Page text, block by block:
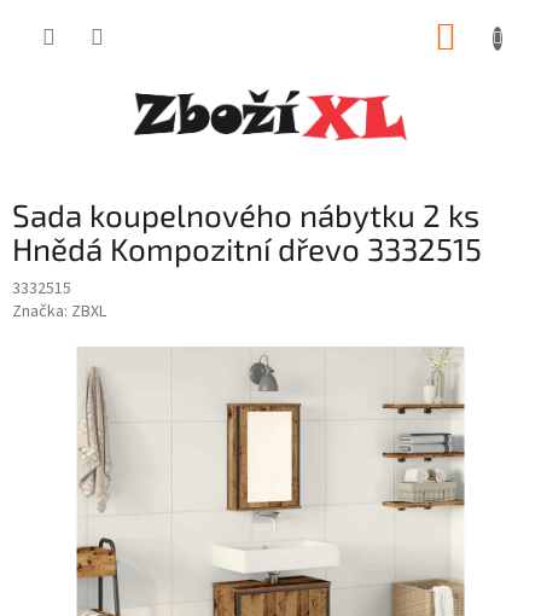
Sada koupelnového nábytku 2 ks
Hnědá Kompozitní dřevo 3332515
3332515
Značka: ZBXL